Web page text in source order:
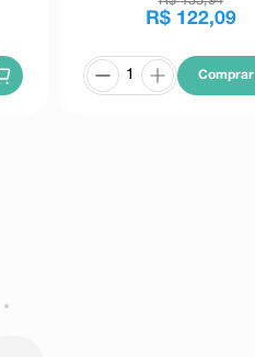
R$ 122,09
Comprar